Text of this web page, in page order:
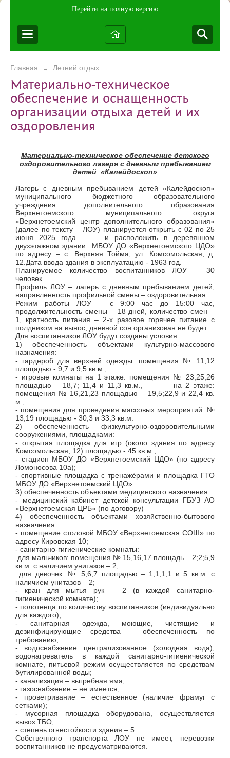
Перейти на полную версию
Главная → Летний отдых
Материально-техническое
обеспечение и оснащенность
организации отдыха детей и их
оздоровления
Материально-техническое обеспечение детского
оздоровительного лагеря с дневным пребыванием
детей «Калейдоскоп»
Лагерь с дневным пребыванием детей «Калейдоскоп»
муниципального бюджетного образовательного
учреждения дополнительного образования
Верхнетоемского муниципального округа
«Верхнетоемский центр дополнительного образования»
(далее по тексту – ЛОУ) планируется открыть с 02 по 25
июня 2025 года и расположить в деревянном
двухэтажном здании МБОУ ДО «Верхнетоемского ЦДО»
по адресу – с. Верхняя Тойма, ул. Комсомольская, д.
12.Дата ввода здания в эксплуатацию - 1963 год.
Планируемое количество воспитанников ЛОУ – 30
человек.
Профиль ЛОУ – лагерь с дневным пребыванием детей,
направленность профильной смены – оздоровительная.
Режим работы ЛОУ – с 9:00 час до 15:00 час,
продолжительность смены – 18 дней, количество смен –
1, кратность питания – 2-х разовое горячее питание с
полдником на вынос, дневной сон организован не будет.
Для воспитанников ЛОУ будут созданы условия:
1) обеспеченность объектами культурно-массового
назначения:
- гардероб для верхней одежды: помещения № 11,12
площадью - 9,7 и 9,5 кв.м.;
- игровые комнаты на 1 этаже: помещения № 23,25,26
площадью – 18,7; 11,4 и 11,3 кв.м., на 2 этаже:
помещения № 16,21,23 площадью – 19,5;22,9 и 22,4 кв.
м.;
- помещения для проведения массовых мероприятий: №
13,19 площадью - 30,3 и 33,3 кв.м.
2) обеспеченность физкультурно-оздоровительными
сооружениями, площадками:
- открытая площадка для игр (около здания по адресу
Комсомольская, 12) площадью - 45 кв.м.;
- стадион МБОУ ДО «Верхнетоемский ЦДО» (по адресу
Ломоносова 10а);
- спортивные площадка с тренажёрами и площадка ГТО
МБОУ ДО «Верхнетоемский ЦДО»
3) обеспеченность объектами медицинского назначения:
- медицинский кабинет детской консультации ГБУЗ АО
«Верхнетоемская ЦРБ» (по договору)
4) обеспеченность объектами хозяйственно-бытового
назначения:
- помещение столовой МБОУ «Верхнетоемская СОШ» по
адресу Кировская 10;
- санитарно-гигиенические комнаты:
для мальчиков: помещения № 15,16,17 площадь – 2;2;5,9
кв.м. с наличием унитазов – 2;
для девочек: № 5,6,7 площадью – 1,1;1,1 и 5 кв.м. с
наличием унитазов – 2;
- кран для мытья рук – 2 (в каждой санитарно-
гигиенической комнате);
- полотенца по количеству воспитанников (индивидуально
для каждого);
- санитарная одежда, моющие, чистящие и
дезинфицирующие средства – обеспеченность по
требованию;
- водоснабжение централизованное (холодная вода),
водонагреватель в каждой санитарно-гигиенической
комнате, питьевой режим осуществляется по средствам
бутилированной воды;
- канализация – выгребная яма;
- газоснабжение – не имеется;
- проветривание – естественное (наличие фрамуг с
сетками);
- мусорная площадка оборудована, осуществляется
вывоз ТБО;
- степень огнестойкости здания – 5.
Собственного транспорта ЛОУ не имеет, перевозки
воспитанников не предусматриваются.